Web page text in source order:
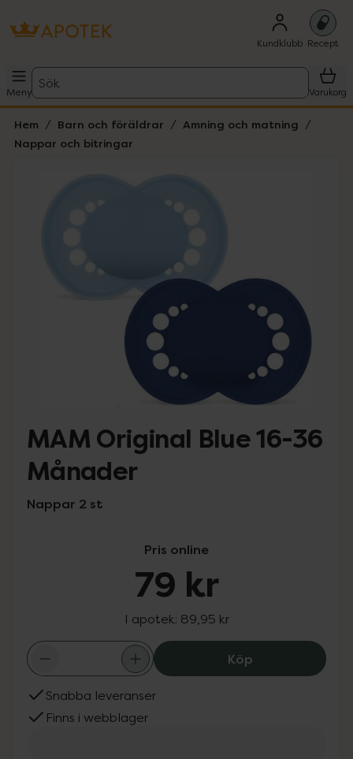
Kundklubb Recept
Meny
Sök
Varukorg
Hem Barn och föräldrar
Amning och matning
Nappar och bitringar
Lista: . Innehåller 1 objekt.
Hoppa över Lista
MAM Original Blue 16-36
Månader
Nappar 2 st
Pris online
79 kr
I apotek: 89,95 kr
KöpMAM Original
Snabba leveranser
Finns i webblager